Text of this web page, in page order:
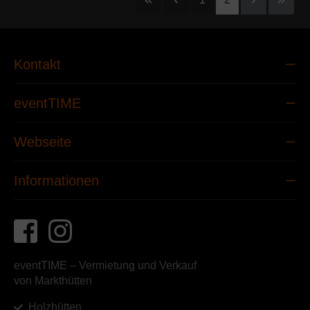
Kontakt
eventTIME
Webseite
Informationen
eventTIME – Vermietung und Verkauf
von Markthütten
Holzhütten